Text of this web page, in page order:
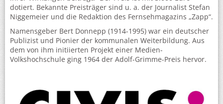
dotiert. Bekannte Preisträger sind u. a. der Journalist Stefan
Niggemeier und die Redaktion des Fernsehmagazins „Zapp“.
Namensgeber Bert Donnepp (1914-1995) war ein deutscher
Publizist und Pionier der kommunalen Weiterbildung. Aus
dem von ihm initiierten Projekt einer Medien-
Volkshochschule ging 1964 der Adolf-Grimme-Preis hervor.